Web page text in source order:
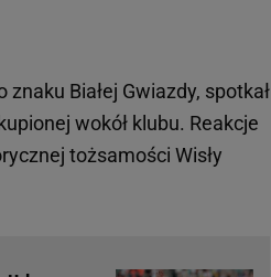
Białej Gwiazdy, spotkał
wokół klubu. Reakcje
tożsamości Wisły